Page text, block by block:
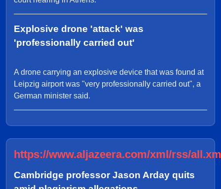
Explosive drone 'attack' was
'professionally carried out'
A drone carrying an explosive device that was found at
Leipzig airport was "very professionally carried out", a
German minister said.
https://www.aljazeera.com/xml/rss/
Cambridge professor Jason Arday quits